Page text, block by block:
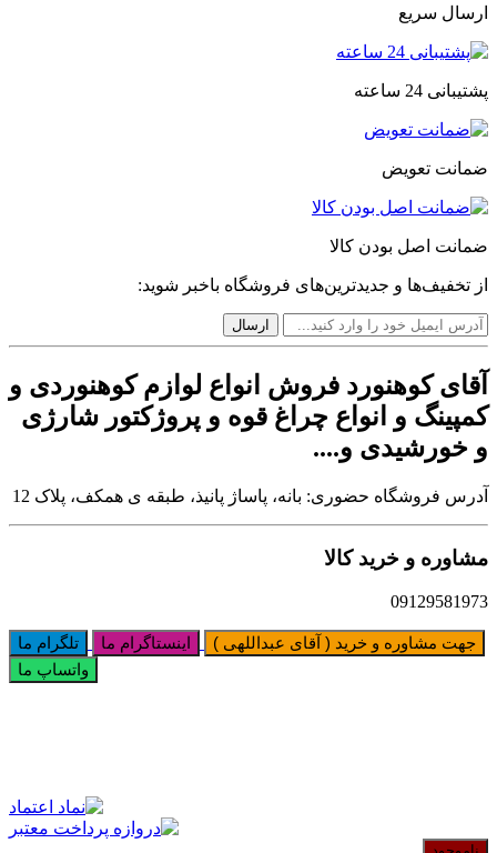
ارسال سریع
پشتیبانی 24 ساعته
ضمانت تعویض
ضمانت اصل بودن کالا
از تخفیف‌ها و جدیدترین‌های فروشگاه باخبر شوید:
آقای کوهنورد فروش انواع لوازم کوهنوردی و
کمپینگ و انواع چراغ قوه و پروژکتور شارژی
و خورشیدی و....
آدرس فروشگاه حضوری: بانه، پاساژ پانیذ، طبقه ی همکف، پلاک 12
مشاوره و خرید کالا
09129581973
جهت مشاوره و خرید ( آقای عبداللهی ) اینستاگرام ما
تلگرام ما
واتساپ ما